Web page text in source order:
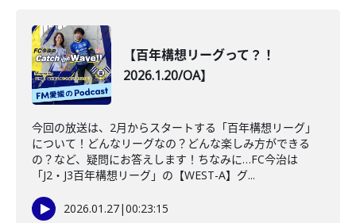
【百年構想リーグって？！
2026.1.20/OA】
今回の放送は、2月からスタートする「百年構想リーグ」
について！どんなリーグなの？どんな楽しみ方ができる
の？など、疑問にお答えします！ちなみに…FC今治は
「J2・J3百年構想リーグ」の【WEST-A】グ...
2026.01.27|00:23:15